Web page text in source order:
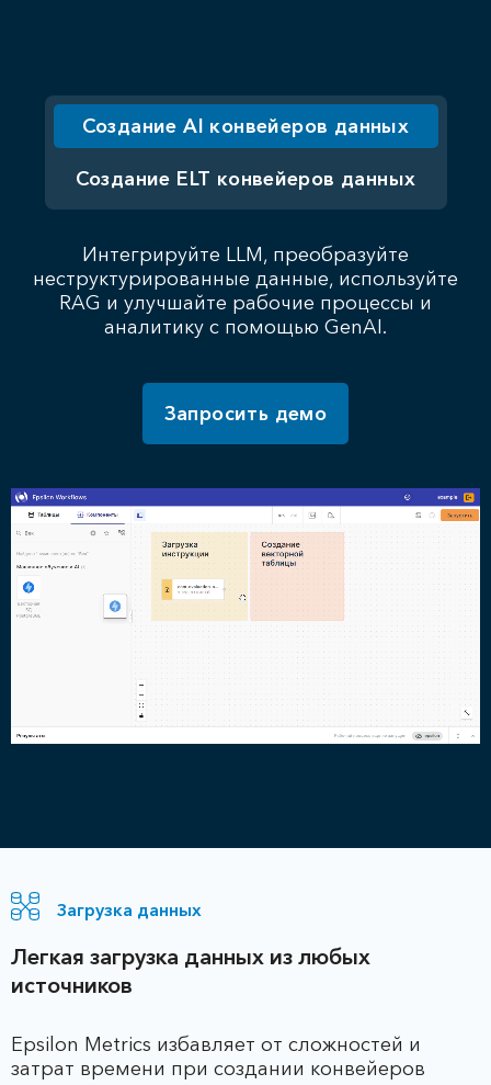
Создание AI конвейеров данных
Создание ELT конвейеров данных
Интегрируйте LLM, преобразуйте
неструктурированные данные, используйте
RAG и улучшайте рабочие процессы и
аналитику с помощью GenAI.
Запросить демо
Загрузка данных
Легкая загрузка данных из любых
источников
Epsilon Metrics избавляет от сложностей и
затрат времени при создании конвейеров